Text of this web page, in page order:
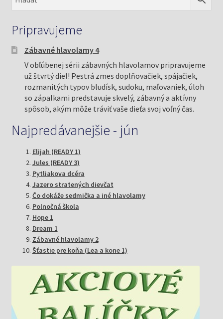
Pripravujeme
Zábavné hlavolamy 4
V obľúbenej sérii zábavných hlavolamov pripravujeme
už štvrtý diel! Pestrá zmes doplňovačiek, spájačiek,
rozmanitých typov bludísk, sudoku, maľovaniek, úloh
so zápalkami predstavuje skvelý, zábavný a aktívny
spôsob, akým môže tráviť vaše dieťa svoj voľný čas.
Najpredávanejšie - jún
Elijah (READY 1)
Jules (READY 3)
Pytliakova dcéra
Jazero stratených dievčat
Čo dokáže sedmička a iné hlavolamy
Polnočná škola
Hope 1
Dream 1
Zábavné hlavolamy 2
Šťastie pre koňa (Lea a kone 1)